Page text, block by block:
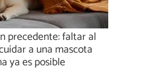
precedente: faltar al
a una mascota
ya es posible